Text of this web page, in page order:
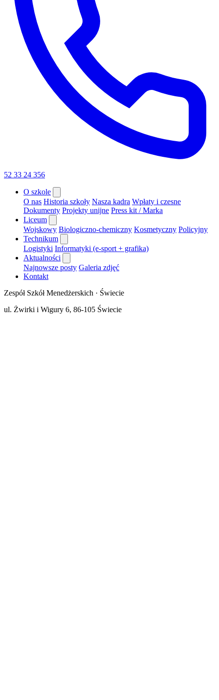
52 33 24 356
O szkole
O nas Historia szkoły Nasza kadra Wpłaty i czesne
Dokumenty Projekty unijne Press kit / Marka
Liceum
Wojskowy Biologiczno-chemiczny Kosmetyczny Policyjny
Technikum
Logistyki Informatyki (e-sport + grafika)
Aktualności
Najnowsze posty Galeria zdjęć
Kontakt
Zespół Szkół Menedżerskich · Świecie
ul. Żwirki i Wigury 6, 86-105 Świecie